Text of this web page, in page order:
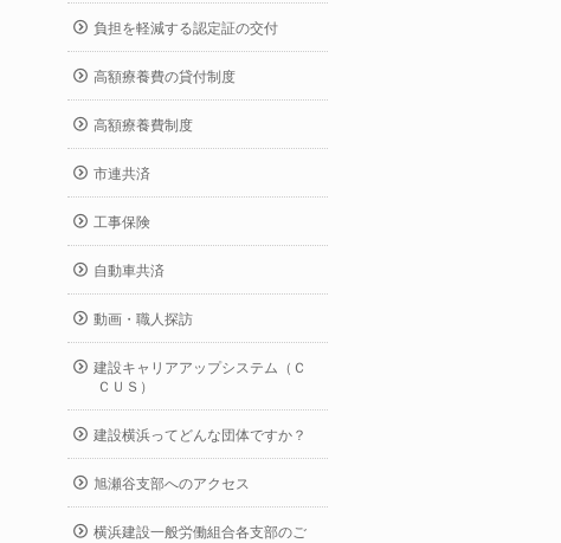
負担を軽減する認定証の交付
高額療養費の貸付制度
高額療養費制度
市連共済
工事保険
自動車共済
動画・職人探訪
建設キャリアアップシステム（Ｃ
ＣＵＳ）
建設横浜ってどんな団体ですか？
旭瀬谷支部へのアクセス
横浜建設一般労働組合各支部のご